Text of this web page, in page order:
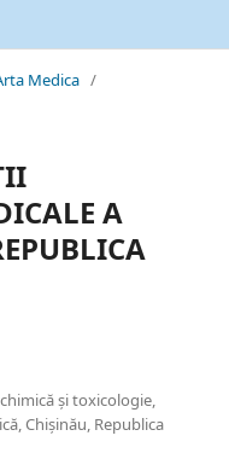
Medica /
A
și toxicologie,
Chișinău, Republica